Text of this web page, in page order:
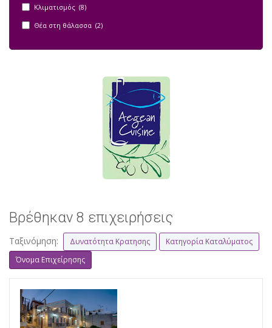
Κλιματισμός (8)
Θέα στη θάλασσα (2)
Βρέθηκαν 8 επιχειρήσεις
Ταξινόμηση: Δυνατότητα Κρατησης
Κατηγορία Καταλύματος
Όνομα Επιχείρησης